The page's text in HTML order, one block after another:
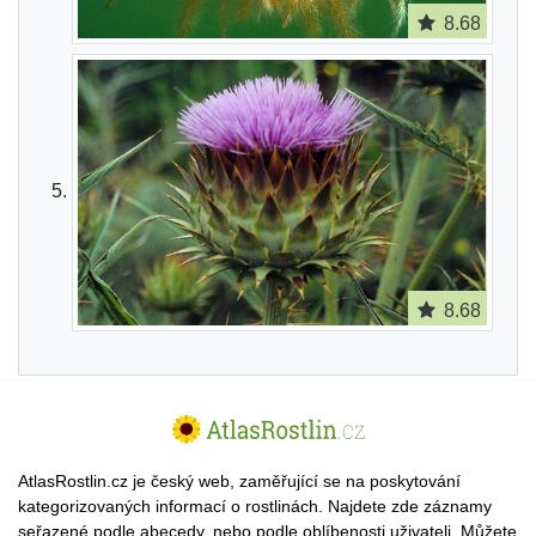
8.68
8.68
AtlasRostlin.cz je český web, zaměřující se na poskytování
kategorizovaných informací o rostlinách. Najdete zde záznamy
seřazené podle abecedy, nebo podle oblíbenosti uživateli. Můžete